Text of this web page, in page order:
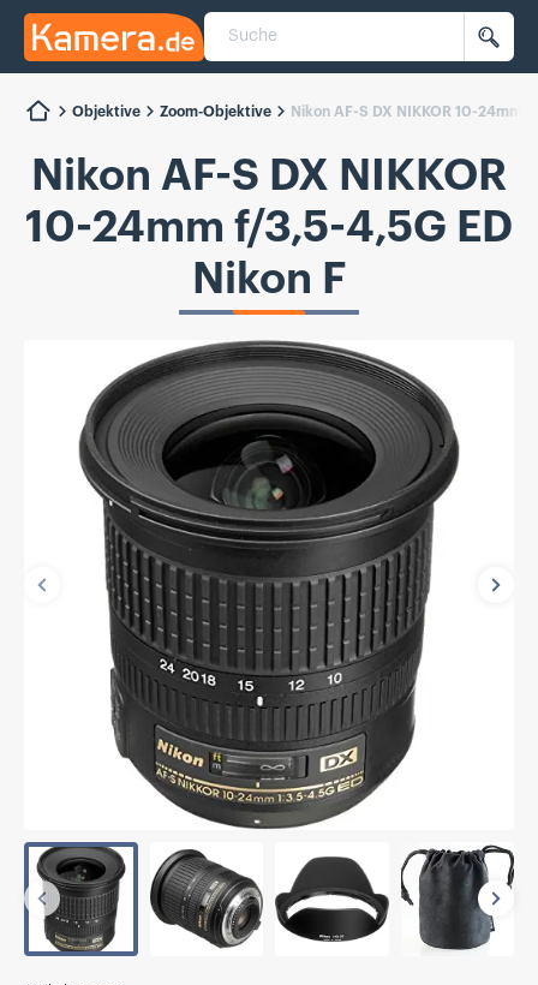
Kamera.de
Suche
Objektive Zoom-Objektive Nikon AF-S DX NIKKOR 10-24mm
Nikon AF-S DX NIKKOR
10-24mm f/3,5-4,5G ED
Nikon F
Vorherige
Vorherige